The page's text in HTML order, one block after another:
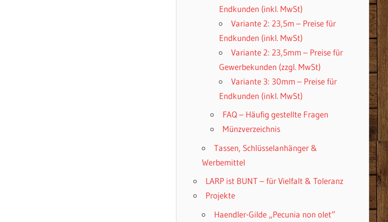
Endkunden (inkl. MwSt)
Variante 2: 23,5m – Preise für
Endkunden (inkl. MwSt)
Variante 2: 23,5mm – Preise für
Gewerbekunden (zzgl. MwSt)
Variante 3: 30mm – Preise für
Endkunden (inkl. MwSt)
FAQ – Häufig gestellte Fragen
Münzverzeichnis
Tassen, Schlüsselanhänger &
Werbemittel
LARP ist BUNT – für Vielfalt & Toleranz
Projekte
Haendler-Gilde „Pecunia non olet“